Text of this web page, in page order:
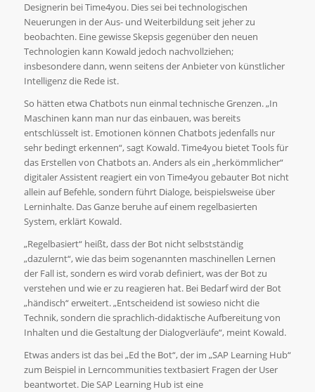
Designerin bei Time4you. Dies sei bei technologischen
Neuerungen in der Aus- und Weiterbildung seit jeher zu
beobachten. Eine gewisse Skepsis gegenüber den neuen
Technologien kann Kowald jedoch nachvollziehen;
insbesondere dann, wenn seitens der Anbieter von künstlicher
Intelligenz die Rede ist.
So hätten etwa Chatbots nun einmal technische Grenzen. „In
Maschinen kann man nur das einbauen, was bereits
entschlüsselt ist. Emotionen können Chatbots jedenfalls nur
sehr bedingt erkennen“, sagt Kowald. Time4you bietet Tools für
das Erstellen von Chatbots an. Anders als ein „herkömmlicher“
digitaler Assistent reagiert ein von Time4you gebauter Bot nicht
allein auf Befehle, sondern führt Dialoge, beispielsweise über
Lerninhalte. Das Ganze beruhe auf einem regelbasierten
System, erklärt Kowald.
„Regelbasiert“ heißt, dass der Bot nicht selbstständig
„dazulernt“, wie das beim sogenannten maschinellen Lernen
der Fall ist, sondern es wird vorab definiert, was der Bot zu
verstehen und wie er zu reagieren hat. Bei Bedarf wird der Bot
„händisch“ erweitert. „Entscheidend ist sowieso nicht die
Technik, sondern die sprachlich-didaktische Aufbereitung von
Inhalten und die Gestaltung der Dialogverläufe“, meint Kowald.
Etwas anders ist das bei „Ed the Bot“, der im „SAP Learning Hub“
zum Beispiel in Lerncommunities textbasiert Fragen der User
beantwortet. Die SAP Learning Hub ist eine